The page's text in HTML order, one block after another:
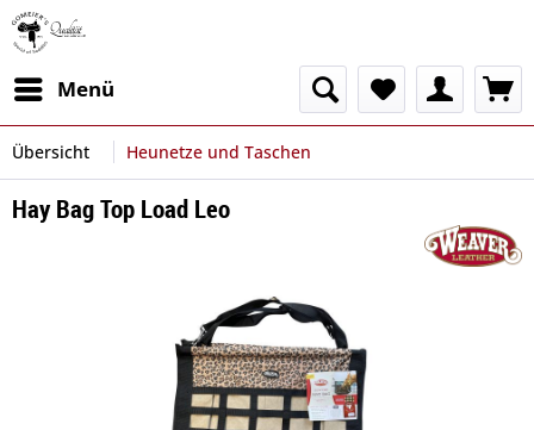
Menü
Übersicht Heunetze und Taschen
Hay Bag Top Load Leo